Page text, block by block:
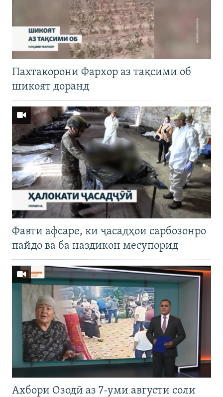
Пахтакорони Фархор аз тақсими об
шикоят доранд
Фавти афсаре, ки ҷасадҳои сарбозонро
пайдо ва ба наздикон месупорид
Ахбори Озодӣ аз 7-уми августи соли